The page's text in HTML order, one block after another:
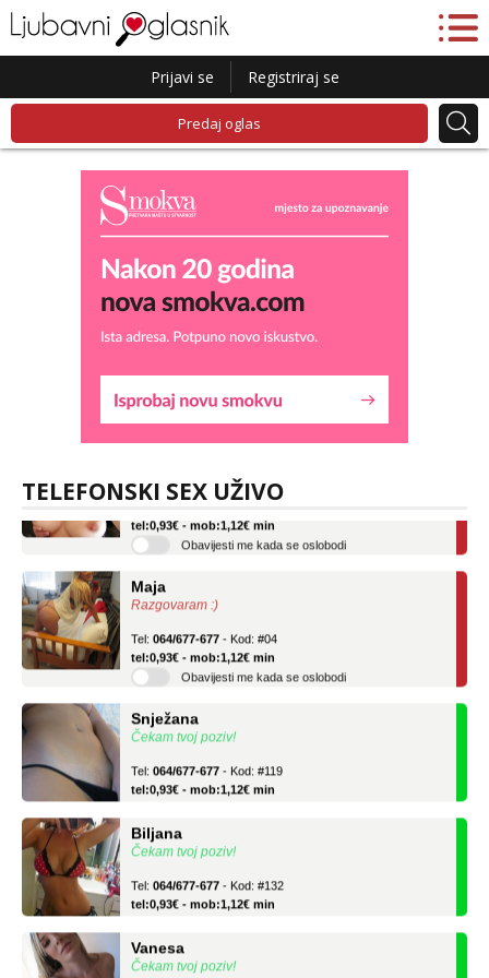
Prijavi se Registriraj se
Predaj oglas
TELEFONSKI SEX UŽIVO
Liliana
Tel:064/677-677- Kod: #69
tel:0,93€ - mob:1,12€ min
Obavijesti me kada se oslobodi
Maja
Razgovaram :)
Tel: 064/677-677 - Kod: #04
tel:0,93€ - mob:1,12€ min
Obavijesti me kada se oslobodi
Snježana
Čekam tvoj poziv!
Tel: 064/677-677 - Kod: #119
tel:0,93€ - mob:1,12€ min
Biljana
Čekam tvoj poziv!
Tel: 064/677-677 - Kod: #132
tel:0,93€ - mob:1,12€ min
Vanesa
Čekam tvoj poziv!